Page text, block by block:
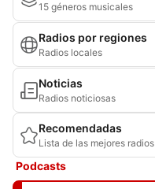
15 géneros musicales
Radios por regiones
Radios locales
Noticias
Radios noticiosas
Recomendadas
Lista de las mejores radios
Podcasts